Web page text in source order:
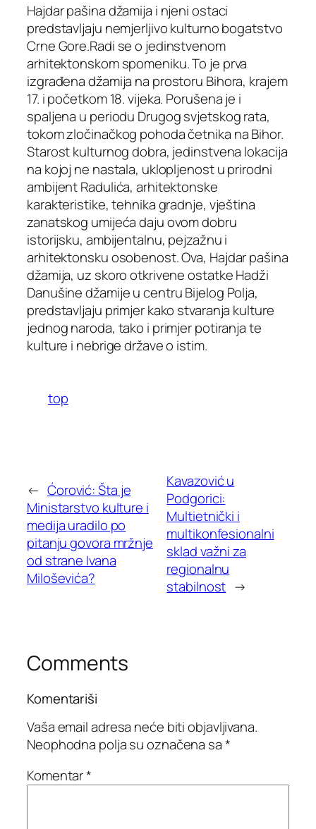
Hajdar pašina džamija i njeni ostaci
predstavljaju nemjerljivo kulturno bogatstvo
Crne Gore.Radi se o jedinstvenom
arhitektonskom spomeniku. To je prva
izgrađena džamija na prostoru Bihora, krajem
17. i početkom 18. vijeka. Porušena je i
spaljena u periodu Drugog svjetskog rata,
tokom zločinačkog pohoda četnika na Bihor.
Starost kulturnog dobra, jedinstvena lokacija
na kojoj ne nastala, uklopljenost u prirodni
ambijent Radulića, arhitektonske
karakteristike, tehnika gradnje, vještina
zanatskog umijeća daju ovom dobru
istorijsku, ambijentalnu, pejzažnu i
arhitektonsku osobenost. Ova, Hajdar pašina
džamija, uz skoro otkrivene ostatke Hadži
Danušine džamije u centru Bijelog Polja,
predstavljaju primjer kako stvaranja kulture
jednog naroda, tako i primjer potiranja te
kulture i nebrige države o istim.
top
← Ćorović: Šta je
Ministarstvo kulture i
medija uradilo po
pitanju govora mržnje
od strane Ivana
Miloševića?
Kavazović u
Podgorici:
Multietnički i
multikonfesionalni
sklad važni za
regionalnu
stabilnost →
Comments
Komentariši
Vaša email adresa neće biti objavljivana.
Neophodna polja su označena sa*
Komentar*